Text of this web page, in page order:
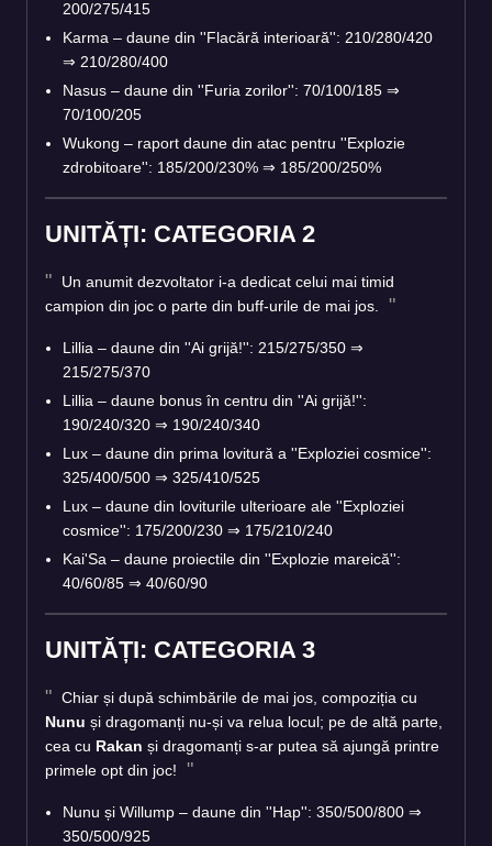
200/275/415
Karma – daune din ''Flacără interioară'': 210/280/420
⇒ 210/280/400
Nasus – daune din ''Furia zorilor'': 70/100/185 ⇒
70/100/205
Wukong – raport daune din atac pentru ''Explozie
zdrobitoare'': 185/200/230% ⇒ 185/200/250%
UNITĂȚI: CATEGORIA 2
Un anumit dezvoltator i-a dedicat celui mai timid
campion din joc o parte din buff-urile de mai jos.
Lillia – daune din ''Ai grijă!'': 215/275/350 ⇒
215/275/370
Lillia – daune bonus în centru din ''Ai grijă!'':
190/240/320 ⇒ 190/240/340
Lux – daune din prima lovitură a ''Exploziei cosmice'':
325/400/500 ⇒ 325/410/525
Lux – daune din loviturile ulterioare ale ''Exploziei
cosmice'': 175/200/230 ⇒ 175/210/240
Kai'Sa – daune proiectile din ''Explozie mareică'':
40/60/85 ⇒ 40/60/90
UNITĂȚI: CATEGORIA 3
Chiar și după schimbările de mai jos, compoziția cu
Nunu și dragomanți nu-și va relua locul; pe de altă parte,
cea cu Rakan și dragomanți s-ar putea să ajungă printre
primele opt din joc!
Nunu și Willump – daune din ''Hap'': 350/500/800 ⇒
350/500/925